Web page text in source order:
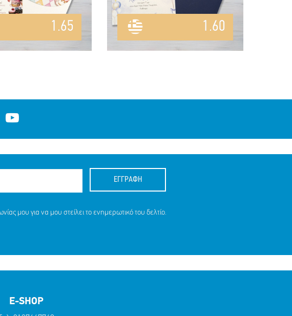
1.65 1.60
ΕΓΓΡΑΦΗ
μου για να μου στείλει το ενημερωτικό του δελτίο.
E-SHOP